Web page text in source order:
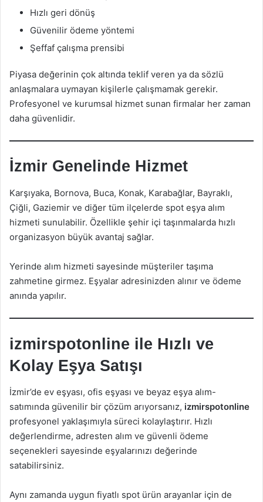
Hızlı geri dönüş
Güvenilir ödeme yöntemi
Şeffaf çalışma prensibi
Piyasa değerinin çok altında teklif veren ya da sözlü
anlaşmalara uymayan kişilerle çalışmamak gerekir.
Profesyonel ve kurumsal hizmet sunan firmalar her zaman
daha güvenlidir.
İzmir Genelinde Hizmet
Karşıyaka, Bornova, Buca, Konak, Karabağlar, Bayraklı,
Çiğli, Gaziemir ve diğer tüm ilçelerde spot eşya alım
hizmeti sunulabilir. Özellikle şehir içi taşınmalarda hızlı
organizasyon büyük avantaj sağlar.
Yerinde alım hizmeti sayesinde müşteriler taşıma
zahmetine girmez. Eşyalar adresinizden alınır ve ödeme
anında yapılır.
izmirspotonline ile Hızlı ve
Kolay Eşya Satışı
İzmir’de ev eşyası, ofis eşyası ve beyaz eşya alım-
satımında güvenilir bir çözüm arıyorsanız, izmirspotonline
profesyonel yaklaşımıyla süreci kolaylaştırır. Hızlı
değerlendirme, adresten alım ve güvenli ödeme
seçenekleri sayesinde eşyalarınızı değerinde
satabilirsiniz.
Aynı zamanda uygun fiyatlı spot ürün arayanlar için de